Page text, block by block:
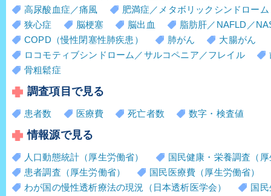
高尿酸血症／痛風
肥満症／メタボリックシンドローム
狭心症
脳梗塞 脳出血
脂肪肝／NAFLD／
COPD（慢性閉塞性肺疾患）
肺がん
大腸がん
ロコモティブシンドローム／サルコペニア／フレイル
骨粗鬆症
調査項目で見る
患者数 医療費 死亡者数 数字・検査値
情報源で見る
人口動態統計（厚生労働省）
国民健康・栄養調査（
患者調査（厚生労働省）
国民医療費（厚生労働省）
わが国の慢性透析療法の現況（日本透析医学会）
国